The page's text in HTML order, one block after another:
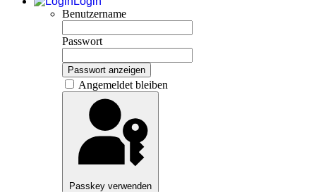
Benutzername
Passwort
Passwort anzeigen
Angemeldet bleiben
Passkey verwenden